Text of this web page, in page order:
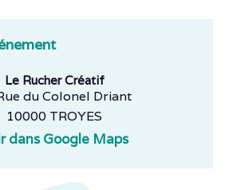
Le Rucher Créatif
du Colonel Driant
10000 TROYES
dans Google Maps